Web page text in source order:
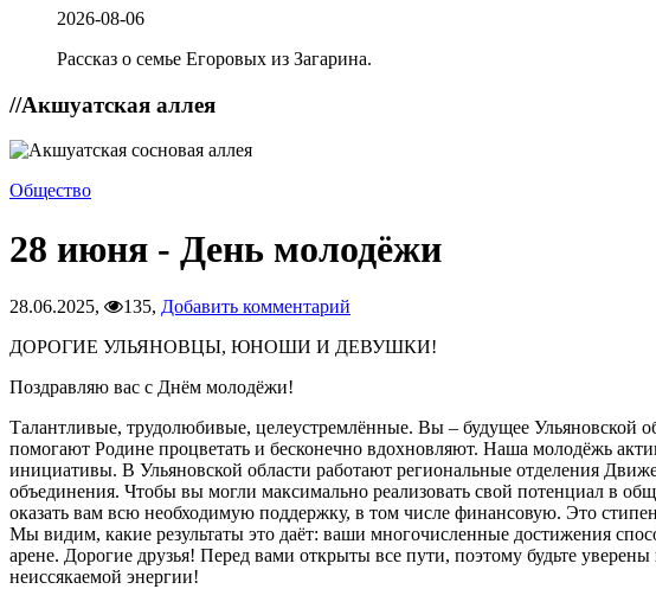
2026-08-06
Рассказ о семье Егоровых из Загарина.
//Акшуатская аллея
Общество
28 июня - День молодёжи
28.06.2025, 135, Добавить комментарий
ДОРОГИЕ УЛЬЯНОВЦЫ, ЮНОШИ И ДЕВУШКИ!
Поздравляю вас с Днём молодёжи!
Талантливые, трудолюбивые, целеустремлённые. Вы – будущее Ульяновской
помогают Родине процветать и бесконечно вдохновляют. Наша молодёжь
инициативы. В Ульяновской области работают региональные отделения
объединения. Чтобы вы могли максимально реализовать свой потенциал в
оказать вам всю необходимую поддержку, в том числе финансовую. Это
Мы видим, какие результаты это даёт: ваши многочисленные достижения
арене. Дорогие друзья! Перед вами открыты все пути, поэтому будьте
неиссякаемой энергии!